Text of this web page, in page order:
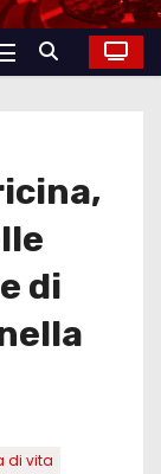
di
di vita